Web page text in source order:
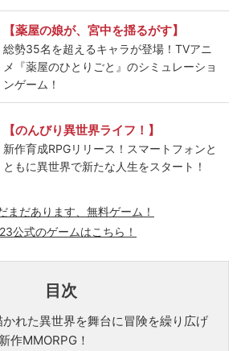
【薬屋の娘が、宮中を揺るがす】
総勢35名を超えるキャラが登場！TVアニ
メ『薬屋のひとりごと』のシミュレーショ
ンゲーム！
【のんびり異世界ライフ！】
新作育成RPGリリース！スマートフォンと
ともに異世界で新たな人生をスタート！
まだあります、無料ゲーム！
公式のゲームはこちら！
目次
れた異世界を舞台に冒険を繰り広げ
作MMORPG！